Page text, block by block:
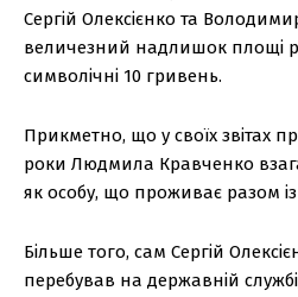
Сергій Олексієнко та
величезний надлишок площі
символічні 10 гривень.
Прикметно, що у своїх звітах
роки Людмила Кравченко
як особу, що проживає разом
Більше того, сам Сергій
перебував на державній